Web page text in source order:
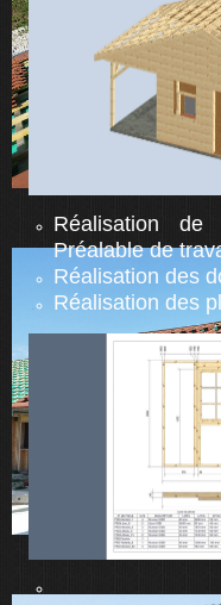
Réalisation de
Préalable de
Réalisation des
Réalisation des